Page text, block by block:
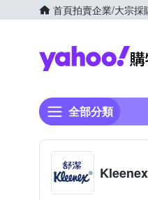
首頁拍賣企業/大宗採
全部分類